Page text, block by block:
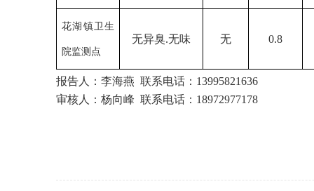
花湖镇卫生
院监测点
无异臭.无味 无 0.8
报告人： 李海燕 联系电话： 13995821636
审核人： 杨向峰 联系电话： 18972977178